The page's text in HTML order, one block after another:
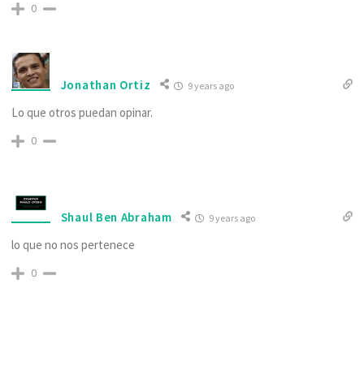
0
Jonathan Ortiz 9 years ago
Lo que otros puedan opinar.
0
Shaul Ben Abraham 9 years ago
lo que no nos pertenece
0